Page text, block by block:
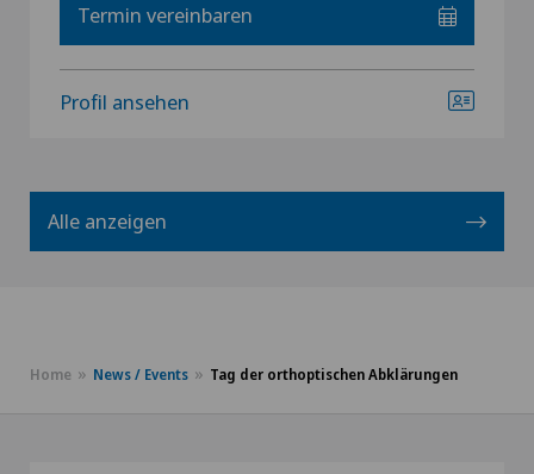
Termin vereinbaren
Profil ansehen
Alle anzeigen
Home News / Events Tag der orthoptischen Abklärungen